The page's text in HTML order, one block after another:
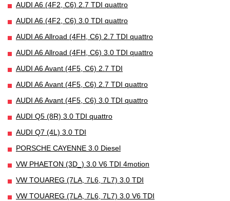
AUDI A6 (4F2, C6) 2.7 TDI quattro
AUDI A6 (4F2, C6) 3.0 TDI quattro
AUDI A6 Allroad (4FH, C6) 2.7 TDI quattro
AUDI A6 Allroad (4FH, C6) 3.0 TDI quattro
AUDI A6 Avant (4F5, C6) 2.7 TDI
AUDI A6 Avant (4F5, C6) 2.7 TDI quattro
AUDI A6 Avant (4F5, C6) 3.0 TDI quattro
AUDI Q5 (8R) 3.0 TDI quattro
AUDI Q7 (4L) 3.0 TDI
PORSCHE CAYENNE 3.0 Diesel
VW PHAETON (3D_) 3.0 V6 TDI 4motion
VW TOUAREG (7LA, 7L6, 7L7) 3.0 TDI
VW TOUAREG (7LA, 7L6, 7L7) 3.0 V6 TDI